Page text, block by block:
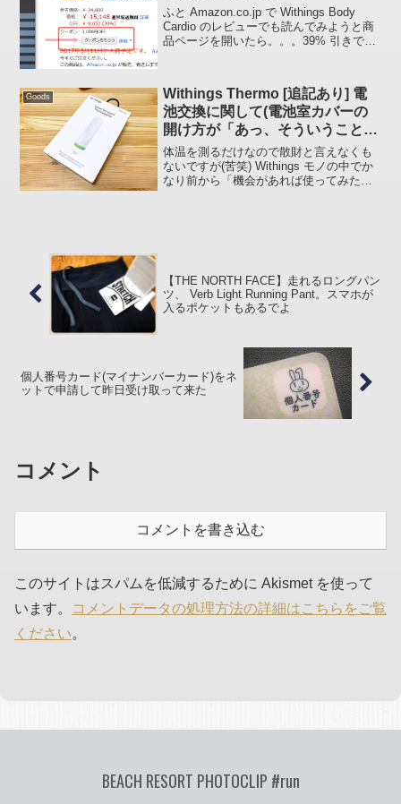
ふと Amazon.co.jp で Withings Body
Cardio のレビューでも読んでみようと商
品ページを開いたら。。。39% 引きで
Goods
Withings Thermo [追記あり] 電
池交換に関して(電池室カバーの
開け方が「あっ、そういうこと」
って感じなんです)
体温を測るだけなので散財と言えなくも
ないですが(苦笑) Withings モノの中でか
なり前から「機会があれば使ってみたい
【THE NORTH FACE】走れるロングパン
ツ、 Verb Light Running Pant。スマホが
入るポケットもあるでよ
個人番号カード(マイナンバーカード)をネ
ットで申請して昨日受け取って来た
コメント
コメントを書き込む
このサイトはスパムを低減するために Akismet を使って
います。
コメントデータの処理方法の詳細はこちらをご覧
ください。
BEACH RESORT PHOTOCLIP #run